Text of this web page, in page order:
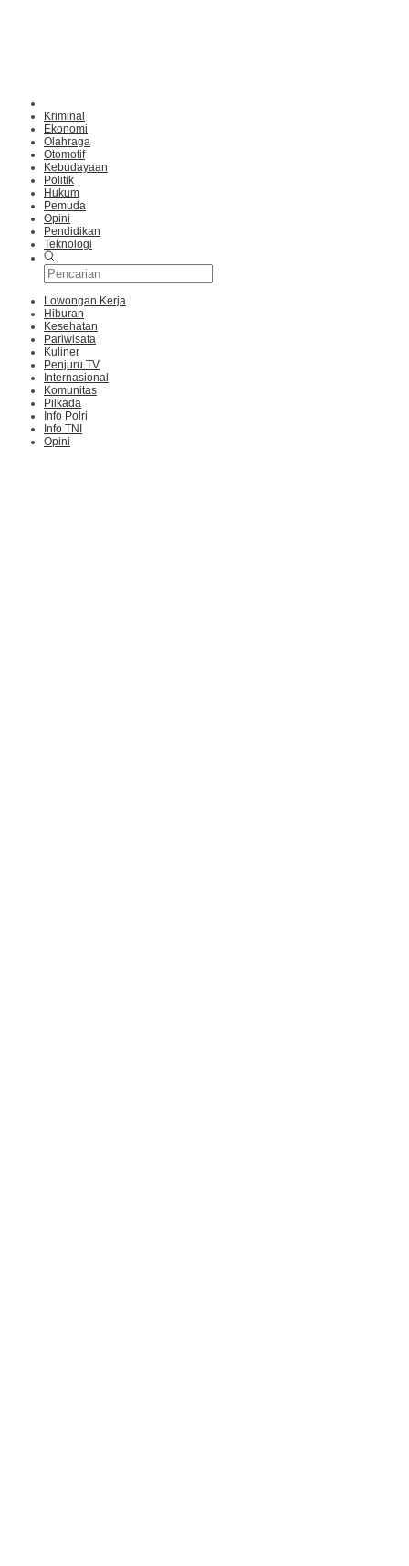
Kriminal
Ekonomi
Olahraga
Otomotif
Kebudayaan
Politik
Hukum
Pemuda
Opini
Pendidikan
Teknologi
Lowongan Kerja
Hiburan
Kesehatan
Pariwisata
Kuliner
Penjuru.TV
Internasional
Komunitas
Pilkada
Info Polri
Info TNI
Opini